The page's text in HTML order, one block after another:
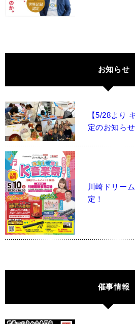
お知らせ
【5/28より
定のお知らせ
川崎ドリー
定！
催事情報